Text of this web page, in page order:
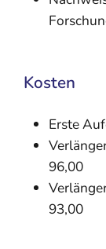
Kosten
Erste
96,00
93,00